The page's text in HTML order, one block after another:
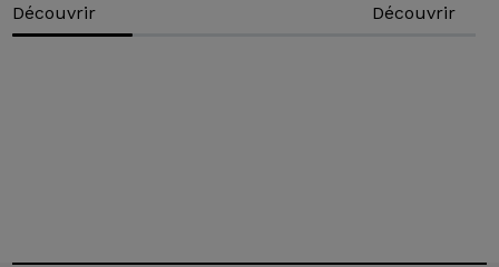
Découvrir
Découvrir